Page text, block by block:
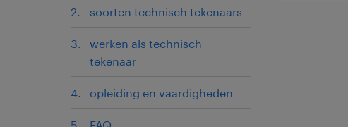
soorten technisch tekenaars
werken als technisch
tekenaar
opleiding en vaardigheden